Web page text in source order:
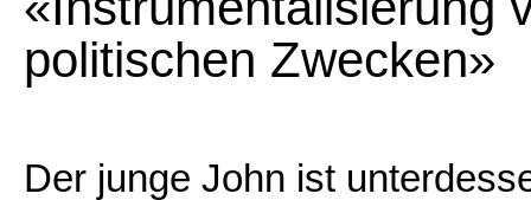
politischen Zwecken»
Der junge John ist